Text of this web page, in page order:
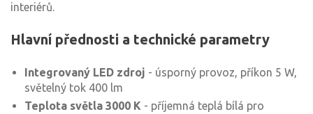
interiérů.
Hlavní přednosti a technické parametry
Integrovaný LED zdroj - úsporný provoz, příkon 5 W,
světelný tok 400 lm
Teplota světla 3000 K - příjemná teplá bílá pro